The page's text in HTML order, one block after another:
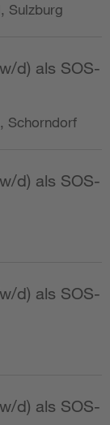
Sulzburg
d) als SOS-
Schorndorf
d) als SOS-
d) als SOS-
d) als SOS-